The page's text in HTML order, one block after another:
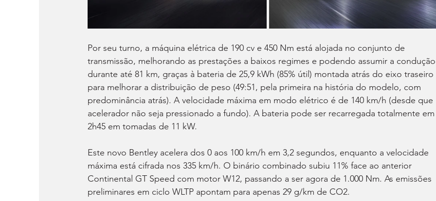
Por seu turno, a máquina elétrica de 190 cv e 450 Nm está alojada no conjunto de
transmissão, melhorando as prestações a baixos regimes e podendo assumir a
durante até 81 km, graças à bateria de 25,9 kWh (85% útil) montada atrás do eixo traseiro
para melhorar a distribuição de peso (49:51, pela primeira na história do modelo, com
predominância atrás). A velocidade máxima em modo elétrico é de 140 km/h (desde
acelerador não seja pressionado a fundo). A bateria pode ser recarregada totalmente
2h45 em tomadas de 11 kW.
Este novo Bentley acelera dos 0 aos 100 km/h em 3,2 segundos, enquanto a velocidade
máxima está cifrada nos 335 km/h. O binário combinado subiu 11% face ao anterior
Continental GT Speed com motor W12, passando a ser agora de 1.000 Nm. As emissões
preliminares em ciclo WLTP apontam para apenas 29 g/km de CO2.